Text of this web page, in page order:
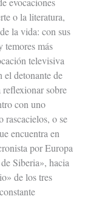
o la literatura,
la vida: con sus
temores más
televisiva
detonante de
sobre
con uno
rascacielos, o se
encuentra en
por Europa
Siberia», hacia
de los tres